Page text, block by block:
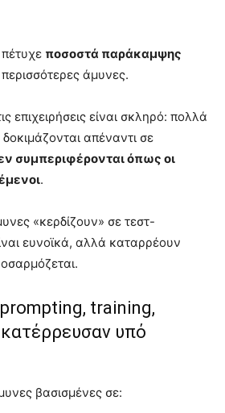
ποσοστά παράκαμψης
περισσότερες άμυνες.
επιχειρήσεις είναι σκληρό: πολλά
δοκιμάζονται απέναντι σε
συμπεριφέρονται όπως οι
.
«κερδίζουν» σε τεστ-
ευνοϊκά, αλλά καταρρέουν
training,
υπό
βασισμένες σε: